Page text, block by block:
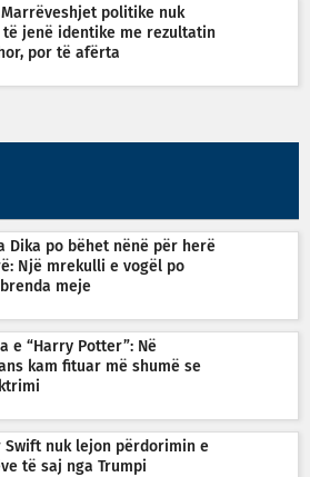
Marrëveshjet politike nuk
të jenë identike me rezultatin
por të afërta
Dika po bëhet nënë për herë
Një mrekulli e vogël po
meje
e “Harry Potter”: Në
kam fituar më shumë se
Swift nuk lejon përdorimin e
të saj nga Trumpi